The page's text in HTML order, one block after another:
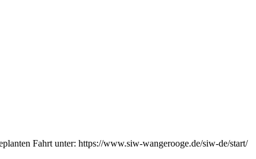
Fahrt unter: https://www.siw-wangerooge.de/siw-de/start/